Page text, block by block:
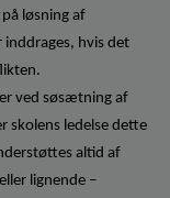
løsning af
hvis det
ved søsætning af
skolens ledelse dette
altid af
lignende –